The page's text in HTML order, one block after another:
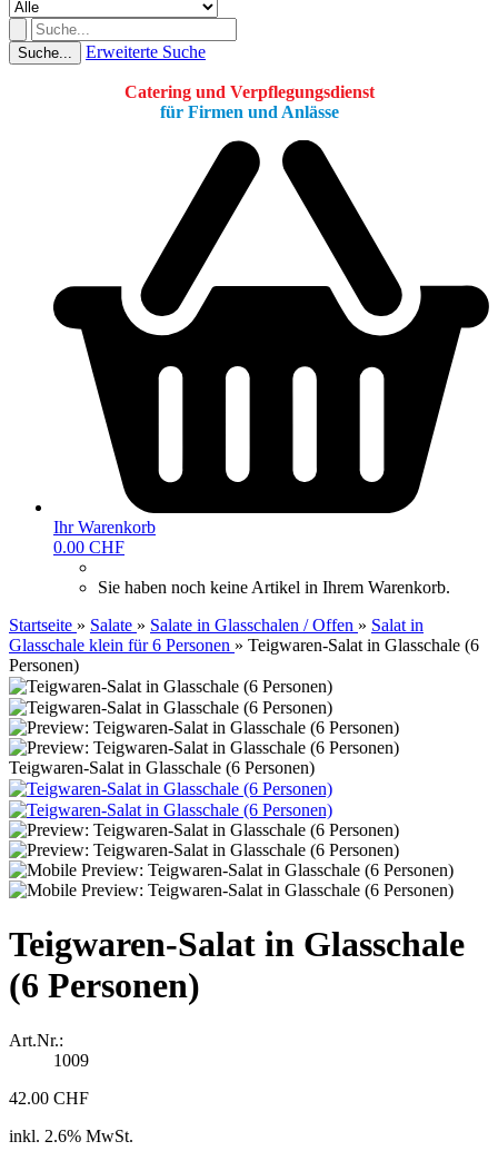
Suche... Erweiterte Suche
Catering und Verpflegungsdienst
für Firmen und Anlässe
Ihr Warenkorb
0.00 CHF
Sie haben noch keine Artikel in Ihrem Warenkorb.
Startseite » Salate » Salate in Glasschalen / Offen » Salat in
Glasschale klein für 6 Personen » Teigwaren-Salat in Glasschale (6
Personen)
Teigwaren-Salat in Glasschale (6 Personen)
Teigwaren-Salat in Glasschale
(6 Personen)
Art.Nr.:
1009
42.00 CHF
inkl. 2.6% MwSt.